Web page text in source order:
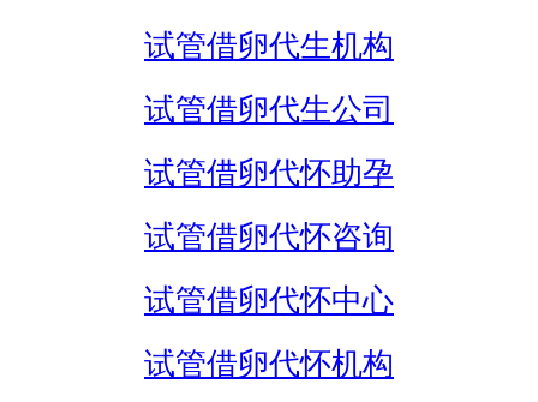
试管借卵代生机构
试管借卵代生公司
试管借卵代怀助孕
试管借卵代怀咨询
试管借卵代怀中心
试管借卵代怀机构